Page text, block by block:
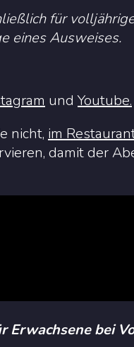
für
eines Ausweises.
und Youtube.
nicht, im
damit der
Erwachsene bei